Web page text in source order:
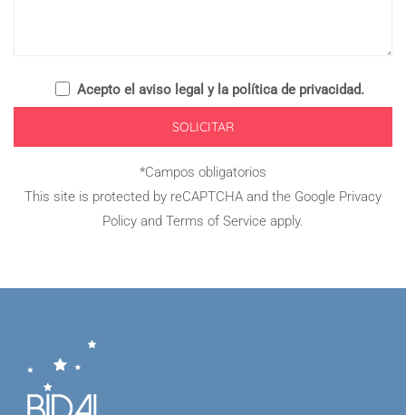
Acepto el aviso legal y la política de privacidad.
*Campos obligatorios
This site is protected by reCAPTCHA and the Google Privacy
Policy and Terms of Service apply.